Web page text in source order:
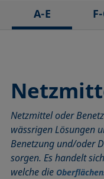
A-E
Adhäsionsarbeit
Adsorptionskoeffizient
ASTM D 971
Basislinie
Freie
Höhe-Breite-Methode
Hysterese
Polynommethode
Rauheit
Ringabrissmethode
Ringmethode nach Du
Ross-Miles-Methode
Tropfenkonturanalyse
Washburn-Methode
Weber-Zahl
Young’sche Gleichung
Young-Laplace-Fit
Netzmittel oder
wässrigen Lösungen
Benetzung und/oder
sorgen. Es handelt
welche die